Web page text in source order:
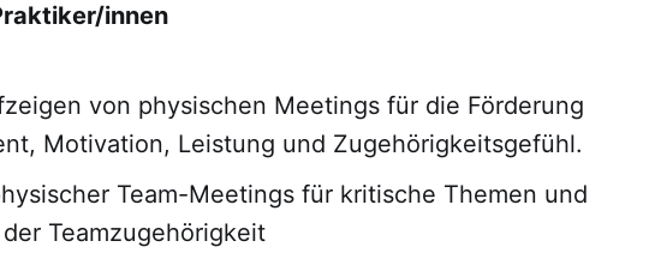
innen
von physischen Meetings für die Förderung
Motivation, Leistung und Zugehörigkeitsgefühl.
Team-Meetings für kritische Themen und
Teamzugehörigkeit